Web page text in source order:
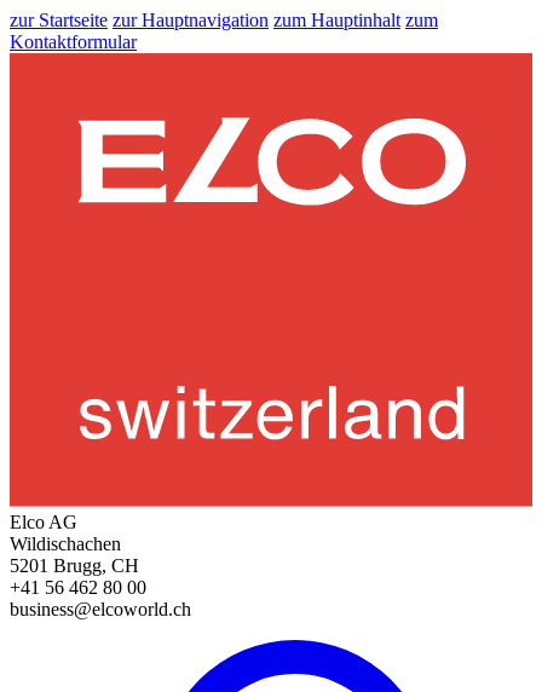
zur Startseite zur Hauptnavigation zum Hauptinhalt zum
Kontaktformular
Elco AG
Wildischachen
5201 Brugg, CH
+41 56 462 80 00
business@elcoworld.ch